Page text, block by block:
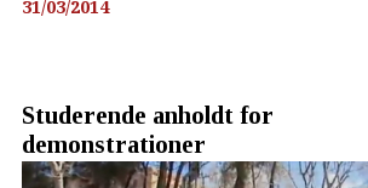
31/03/2014
Studerende anholdt for
demonstrationer